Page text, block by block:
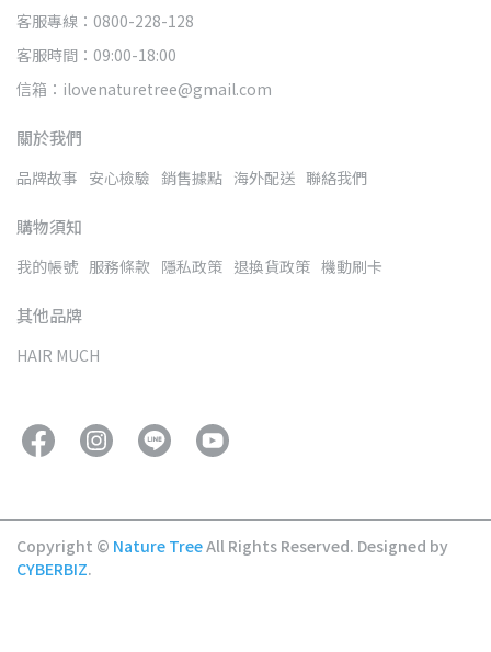
客服專線：0800-228-128
客服時間：09:00-18:00
信箱：ilovenaturetree@gmail.com
關於我們
品牌故事 安心檢驗 銷售據點 海外配送 聯絡我們
購物須知
我的帳號 服務條款 隱私政策 退換貨政策 機動刷卡
其他品牌
HAIR MUCH
Copyright © Nature TreeAll Rights Reserved. Designed by
CYBERBIZ.